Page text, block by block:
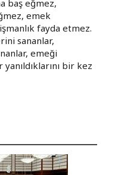
baş eğmez,
emek
fayda etmez.
sananlar,
emeği
bir kez